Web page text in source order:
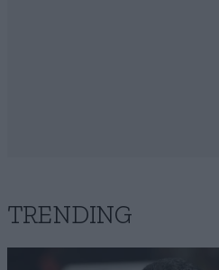
TRENDING